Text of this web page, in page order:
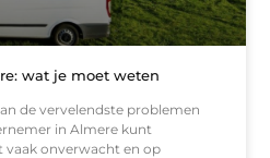
wat je moet weten
de vervelendste problemen
in Almere kunt
onverwacht en op